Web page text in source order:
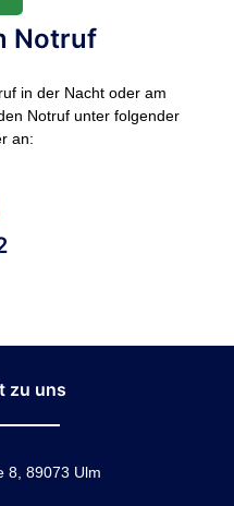
Notruf
in der Nacht oder am
Notruf unter folgender
an:
zu uns
8, 89073 Ulm